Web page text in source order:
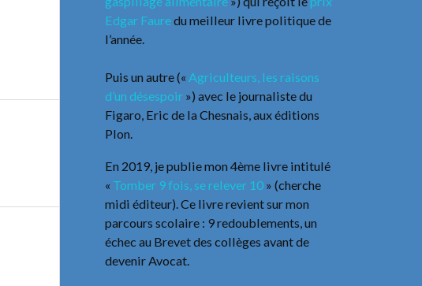
Edgar Fauredu meilleur livre politique de
l’année.
Puis un autre (« Agriculteurs, les raisons
d’un désespoir ») avec le journaliste du
Figaro, Eric de la Chesnais, aux éditions
Plon.
En 2019, je publie mon 4ème livre intitulé
« Tomber 9 fois, se relever 10 » (cherche
midi éditeur). Ce livre revient sur mon
parcours scolaire : 9 redoublements, un
échec au Brevet des collèges avant de
devenir Avocat.